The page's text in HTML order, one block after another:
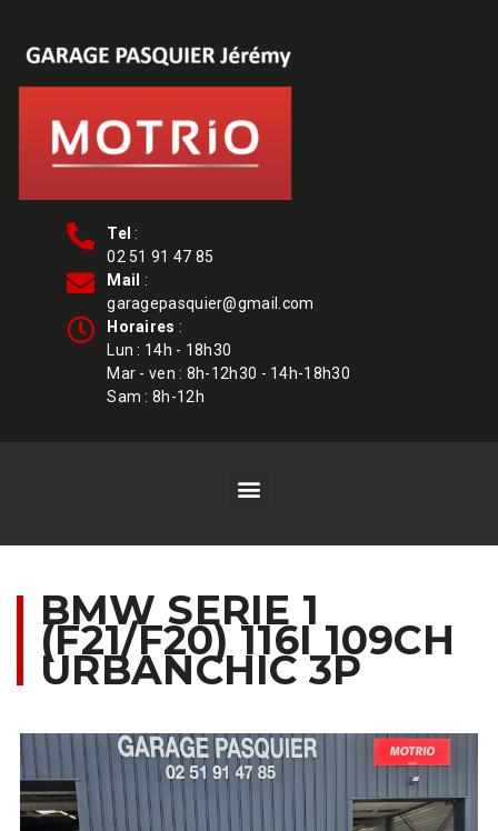
Tel :
02 51 91 47 85
Mail :
garagepasquier@gmail.com
Horaires :
Lun : 14h - 18h30
Mar - ven : 8h-12h30 - 14h-18h30
Sam : 8h-12h
BMW SERIE 1
(F21/F20) 116I 109CH
URBANCHIC 3P